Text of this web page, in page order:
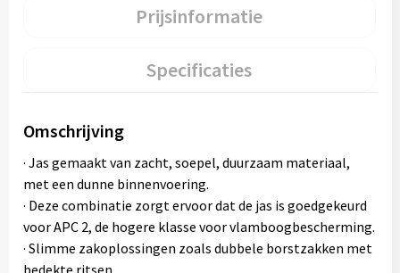
Prijsinformatie
Specificaties
Omschrijving
· Jas gemaakt van zacht, soepel, duurzaam materiaal,
met een dunne binnenvoering.
· Deze combinatie zorgt ervoor dat de jas is goedgekeurd
voor APC 2, de hogere klasse voor vlamboogbescherming.
· Slimme zakoplossingen zoals dubbele borstzakken met
bedekte ritsen.